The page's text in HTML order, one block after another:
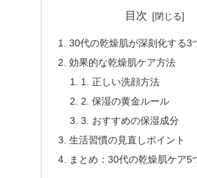
目次
30代の乾燥肌が深刻化する3
効果的な乾燥肌ケア方法
1. 正しい洗顔方法
2. 保湿の黄金ルール
3. おすすめの保湿成分
生活習慣の見直しポイント
まとめ：30代の乾燥肌ケア5